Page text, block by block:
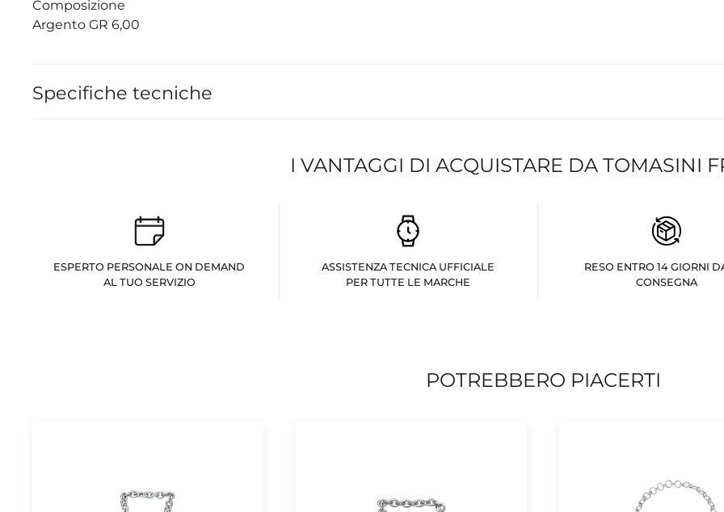
Composizione
Argento GR 6,00
Specifiche tecniche
I VANTAGGI DI ACQUISTARE DA TOMASINI
ESPERTO PERSONALE ON DEMAND
AL TUO SERVIZIO
ASSISTENZA TECNICA UFFICIALE
PER TUTTE LE MARCHE
RESO ENTRO 14 GIORNI
CONSEGNA
POTREBBERO PIACERTI